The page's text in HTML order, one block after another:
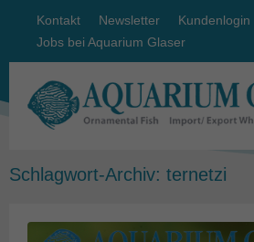
Kontakt Newsletter
Kundenlogin
Jobs bei Aquarium Glaser
Schlagwort-Archiv: ternetzi